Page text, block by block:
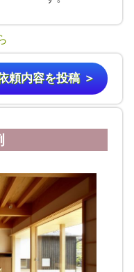
頼内容を投稿 ＞